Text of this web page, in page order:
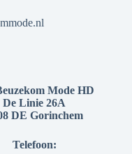
Mode HD
De Linie 26A
DE Gorinchem
Telefoon: